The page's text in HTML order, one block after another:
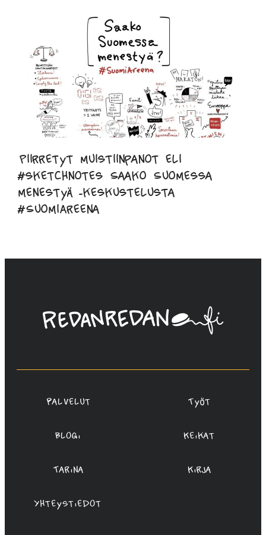
Piirretyt muistiinpanot eli
#sketchnotes Saako Suomessa
menestyä -keskustelusta
#SuomiAreena
Linda
Saukko-
Oy
Palvelut Työt
Blogi Keikat
Tarina Kirja
Yhteystiedot